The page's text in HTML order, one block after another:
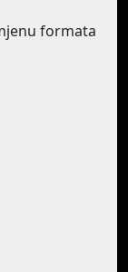
formata